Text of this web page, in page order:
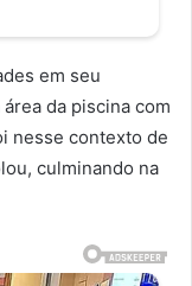
em seu
da piscina com
nesse contexto de
culminando na